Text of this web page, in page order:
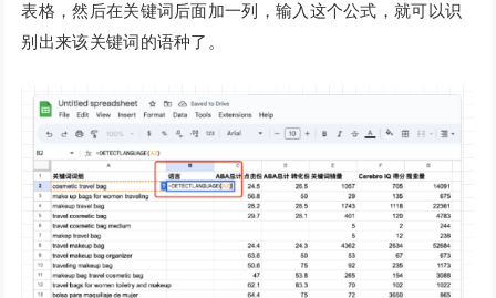
表格，然后在关键词后面加一列，输入这个公式，就可以识
别出来该关键词的语种了。